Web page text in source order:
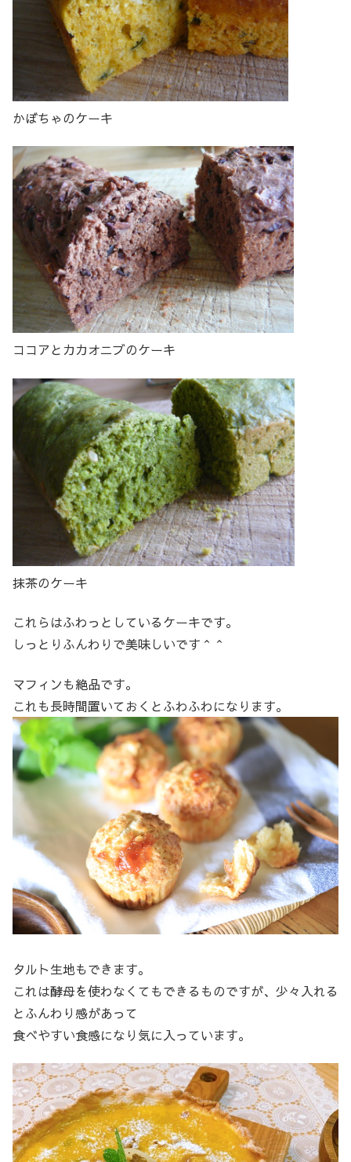
かぼちゃのケーキ
ココアとカカオニブのケーキ
抹茶のケーキ
これらはふわっとしているケーキです。
しっとりふんわりで美味しいです＾＾
マフィンも絶品です。
これも長時間置いておくとふわふわになります。
タルト生地もできます。
これは酵母を使わなくてもできるものですが、少々入れる
とふんわり感があって
食べやすい食感になり気に入っています。